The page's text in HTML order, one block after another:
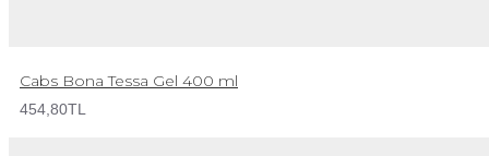
Cabs Bona Tessa Gel 400 ml
454,80TL